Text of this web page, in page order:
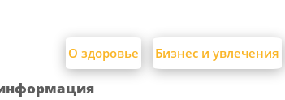
О здоровье Бизнес и увлечения